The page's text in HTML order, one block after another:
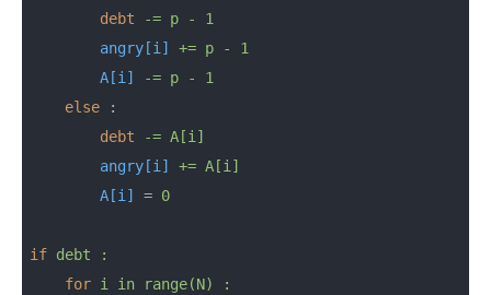
debt
-= p - 1
angry[i]
+= p - 1
A[i]
-= p - 1
else :
debt
-= A[i]
angry[i]
+= A[i]
A[i]
= 0
if debt :
for i in range(N) :